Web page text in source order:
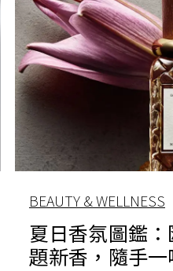
BEAUTY & WELLNESS
夏日香氛圖鑑
題新香，隨手